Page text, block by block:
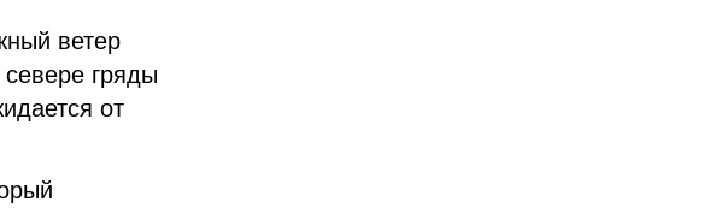
ветер
севере гряды
от